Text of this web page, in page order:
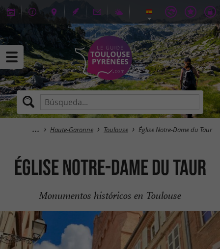
Haute-Garonne Toulouse Église Notre-Dame du Taur
Église Notre-Dame du Taur
Monumentos históricos en Toulouse